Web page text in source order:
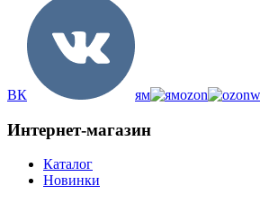
ВК ям ozon
Интернет-магазин
Каталог
Новинки